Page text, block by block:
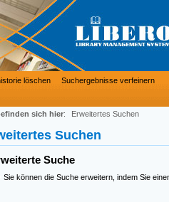
löschen Suchergebnisse verfeinern
sich hier: Erweitertes Suchen
Suchen
Suche
Sie können die Suche erweitern, indem Sie